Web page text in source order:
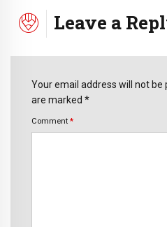
Leave a
Your email address will not be
are marked *
Comment *